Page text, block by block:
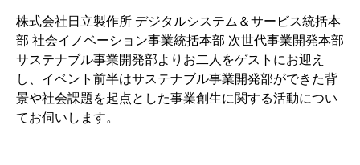
株式会社日立製作所 デジタルシステム＆サービス統括本
部 社会イノベーション事業統括本部 次世代事業開発本部
サステナブル事業開発部よりお二人をゲストにお迎え
し、 イベント前半はサステナブル事業開発部ができた背
景や社会課題を起点とした事業創生に関する活動につい
てお伺いします。